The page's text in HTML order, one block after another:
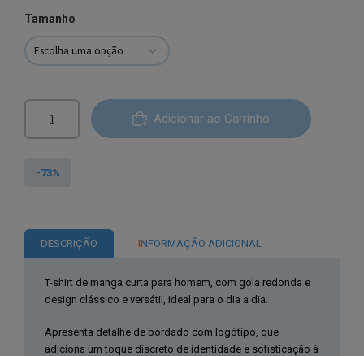
Tamanho
Shirt
Azul
BAM3381
Adicionar ao Carrinho
-73%
DESCRIÇÃO INFORMAÇÃO ADICIONAL
T-shirt de manga curta para homem, com gola redonda e
design clássico e versátil, ideal para o dia a dia.
Apresenta detalhe de bordado com logótipo, que
adiciona um toque discreto de identidade e sofisticação à